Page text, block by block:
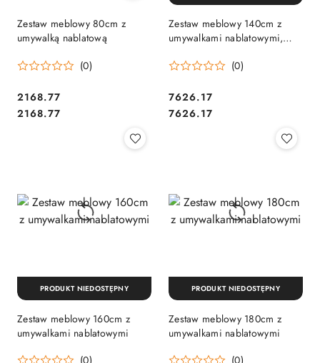
Zestaw meblowy 80cm z
umywalką nablatową
(0)
Cena:
2168.77
Cena:
2168.77
Zestaw meblowy 140cm z
umywalkami nablatowymi,
(0)
Cena:
7626.17
Cena:
7626.17
Zestaw meblowy 160cm z
umywalkami nablatowymi
PRODUKT NIEDOSTĘPNY
Zestaw meblowy 180cm z
umywalkami nablatowymi
PRODUKT NIEDOSTĘPNY